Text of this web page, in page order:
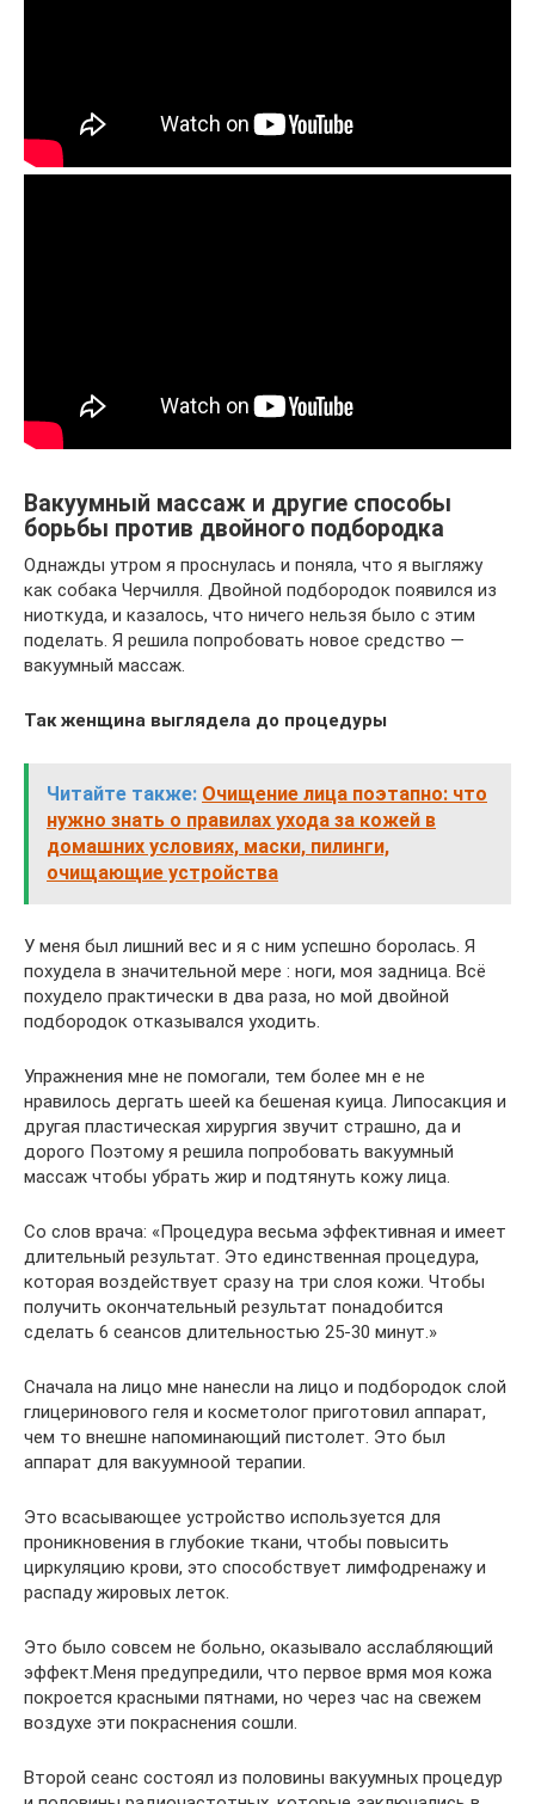
Вакуумный массаж и другие способы
борьбы против двойного подбородка
Однажды утром я проснулась и поняла, что я выгляжу
как собака Черчилля. Двойной подбородок появился из
ниоткуда, и казалось, что ничего нельзя было с этим
поделать. Я решила попробовать новое средство —
вакуумный массаж.
Так женщина выглядела до процедуры
Читайте также: Очищение лица поэтапно: что
нужно знать о правилах ухода за кожей в
домашних условиях, маски, пилинги,
очищающие устройства
У меня был лишний вес и я с ним успешно боролась. Я
похудела в значительной мере : ноги, моя задница. Всё
похудело практически в два раза, но мой двойной
подбородок отказывался уходить.
Упражнения мне не помогали, тем более мн е не
нравилось дергать шеей ка бешеная куица. Липосакция и
другая пластическая хирургия звучит страшно, да и
дорого Поэтому я решила попробовать вакуумный
массаж чтобы убрать жир и подтянуть кожу лица.
Со слов врача: «Процедура весьма эффективная и имеет
длительный результат. Это единственная процедура,
которая воздействует сразу на три слоя кожи. Чтобы
получить окончательный результат понадобится
сделать 6 сеансов длительностью 25-30 минут.»
Сначала на лицо мне нанесли на лицо и подбородок слой
глицеринового геля и косметолог приготовил аппарат,
чем то внешне напоминающий пистолет. Это был
аппарат для вакуумноой терапии.
Это всасывающее устройство используется для
проникновения в глубокие ткани, чтобы повысить
циркуляцию крови, это способствует лимфодренажу и
распаду жировых леток.
Это было совсем не больно, оказывало асслабляющий
эффект.Меня предупредили, что первое врмя моя кожа
покроется красными пятнами, но через час на свежем
воздухе эти покраснения сошли.
Второй сеанс состоял из половины вакуумных процедур